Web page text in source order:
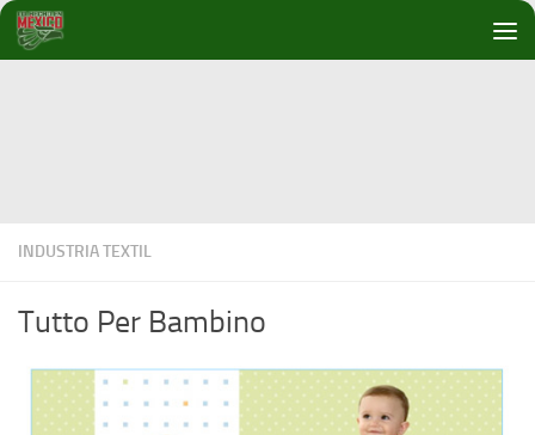
Debajo del contenido
INDUSTRIA TEXTIL
Tutto Per Bambino